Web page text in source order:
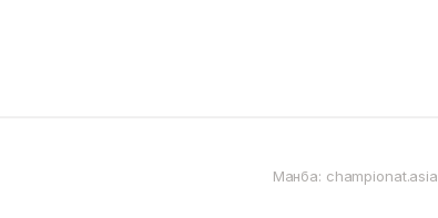
Манба: championat.asia